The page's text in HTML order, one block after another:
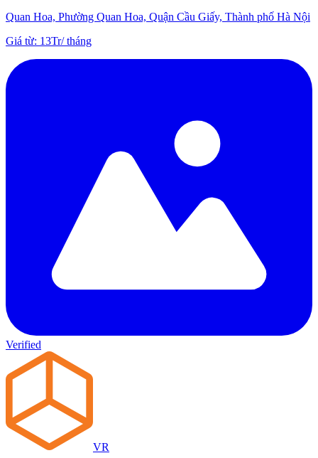
Quan Hoa, Phường Quan Hoa, Quận Cầu Giấy, Thành phố Hà Nội
Giá từ: 13Tr/tháng
Verified
VR